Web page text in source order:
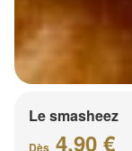
Le smasheez
Dès 4.90 €